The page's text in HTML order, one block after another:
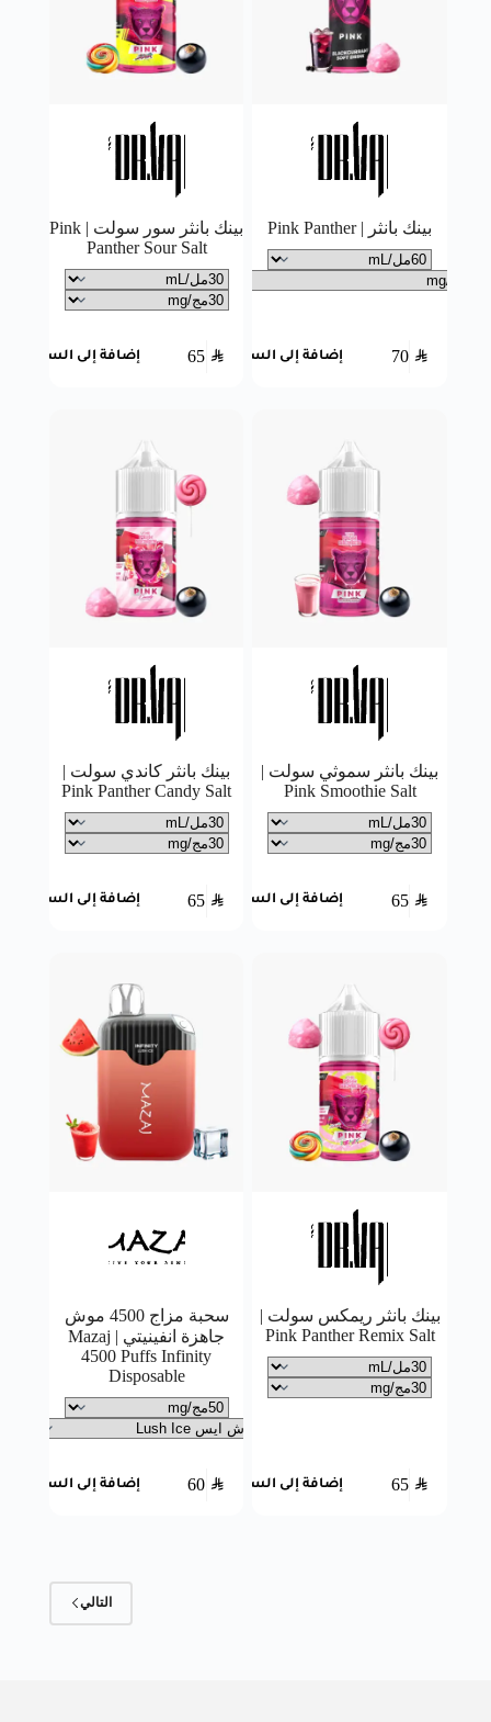
بينك بانثر | Pink Panther
70 SAR إضافة إلى السلة
بينك بانثر سور سولت | Pink
Panther Sour Salt
65 SAR إضافة إلى السلة
بينك بانثر سموثي سولت |
Pink Smoothie Salt
65 SAR إضافة إلى السلة
بينك بانثر كاندي سولت |
Pink Panther Candy Salt
65 SAR إضافة إلى السلة
بينك بانثر ريمكس سولت |
Pink Panther Remix Salt
65 SAR إضافة إلى السلة
سحبة مزاج 4500 موش
جاهزة انفينيتي | Mazaj
4500 Puffs Infinity
Disposable
60 SAR إضافة إلى السلة
التالي